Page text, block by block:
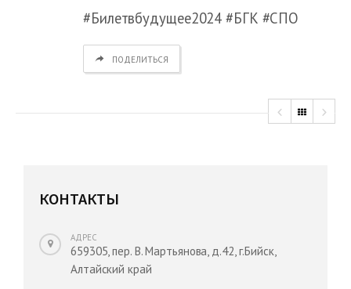
#Билетвбудущее2024 #БГК #СПО
ПОДЕЛИТЬСЯ
КОНТАКТЫ
АДРЕС
659305, пер. В. Мартьянова, д.42, г.Бийск,
Алтайский край